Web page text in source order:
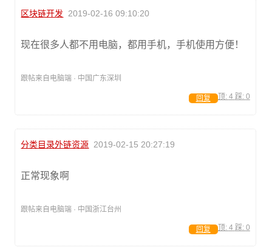
区块链开发 2019-02-16 09:10:20
现在很多人都不用电脑，都用手机，手机使用方便！
跟帖来自电脑端 · 中国广东深圳
顶: 4 踩: 0
回复
分类目录外链资源 2019-02-15 20:27:19
正常现象啊
跟帖来自电脑端 · 中国浙江台州
顶: 4 踩: 0
回复